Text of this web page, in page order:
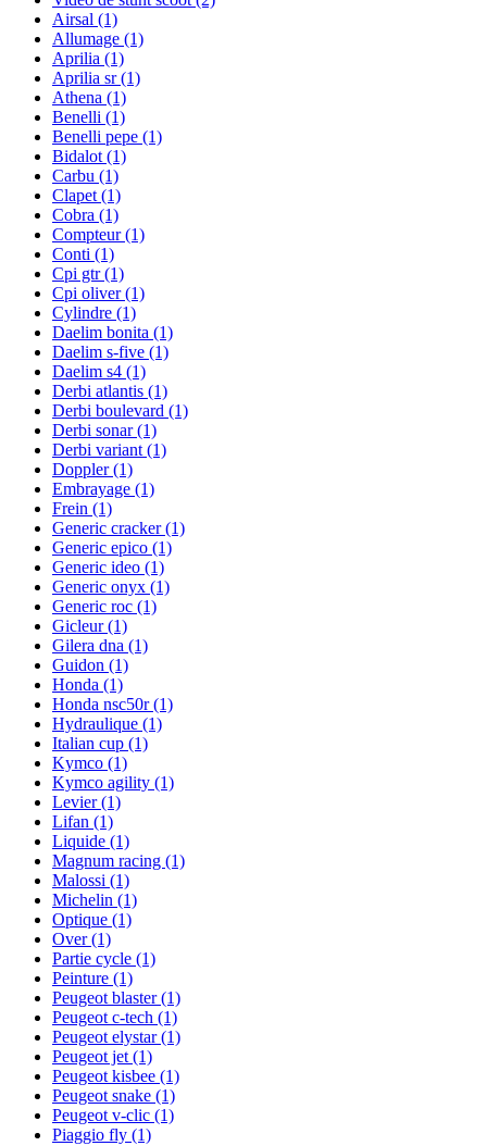
Airsal (1)
Allumage (1)
Aprilia (1)
Aprilia sr(1)
Athena (1)
Benelli (1)
Benelli pepe (1)
Bidalot (1)
Carbu (1)
Clapet (1)
Cobra (1)
Compteur(1)
Conti (1)
Cpi gtr(1)
Cpi oliver(1)
Cylindre (1)
Daelim bonita (1)
Daelim s-five (1)
Daelim s4 (1)
Derbi atlantis (1)
Derbi boulevard (1)
Derbi sonar(1)
Derbi variant (1)
Doppler(1)
Embrayage (1)
Frein (1)
Generic cracker(1)
Generic epico (1)
Generic ideo (1)
Generic onyx (1)
Generic roc (1)
Gicleur(1)
Gilera dna (1)
Guidon (1)
Honda (1)
Honda nsc50r(1)
Hydraulique (1)
Italian cup (1)
Kymco (1)
Kymco agility (1)
Levier(1)
Lifan (1)
Liquide (1)
Magnum racing (1)
Malossi (1)
Michelin (1)
Optique (1)
Over(1)
Partie cycle (1)
Peinture (1)
Peugeot blaster(1)
Peugeot c-tech (1)
Peugeot elystar(1)
Peugeot jet (1)
Peugeot kisbee (1)
Peugeot snake (1)
Peugeot v-clic (1)
Piaggio fly (1)